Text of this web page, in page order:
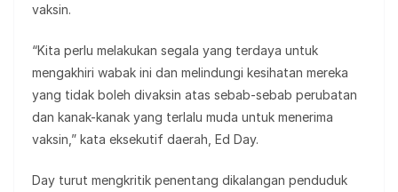
vaksin.
“Kita perlu melakukan segala yang terdaya untuk
mengakhiri wabak ini dan melindungi kesihatan mereka
yang tidak boleh divaksin atas sebab-sebab perubatan
dan kanak-kanak yang terlalu muda untuk menerima
vaksin,” kata eksekutif daerah, Ed Day.
Day turut mengkritik penentang dikalangan penduduk